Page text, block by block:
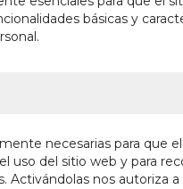
básicas y
necesarias para que
uso del sitio web y para
Activándolas nos autoriza